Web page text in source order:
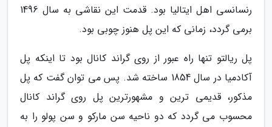
رنسانسی اهل ایتالیا بود. قدمت این نقاشی به سال 1496
برمی گردد، زمانی که این پل هنوز چوبی بود.
پل ریالتو تنها راه عبور از روی گراند کانال بود تا اینکه پل
آکادمیا در سال 1854 ساخته شد. پس می توان گفت که پل
مذکور، قدیمی ترین و مشهورترین پل روی گراند کانال
محسوب می گردد که دو ناحیه سن مارکو و سن پولو را به